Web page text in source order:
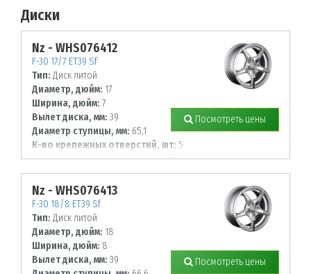
Диски
Nz - WHS076412
F-30 17/7 ET39 Sf
Тип: Диск литой
Диаметр, дюйм: 17
Ширина, дюйм: 7
Вылет диска, мм: 39
Диаметр ступицы, мм: 65,1
К-во крепежных отверстий, шт: 5
Диаметр располож. отверстий, мм:
110
Посмотреть цены
Nz - WHS076413
F-30 18/8 ET39 Sf
Тип: Диск литой
Диаметр, дюйм: 18
Ширина, дюйм: 8
Вылет диска, мм: 39
Посмотреть цены
По заданным параметрам товары не найдены!